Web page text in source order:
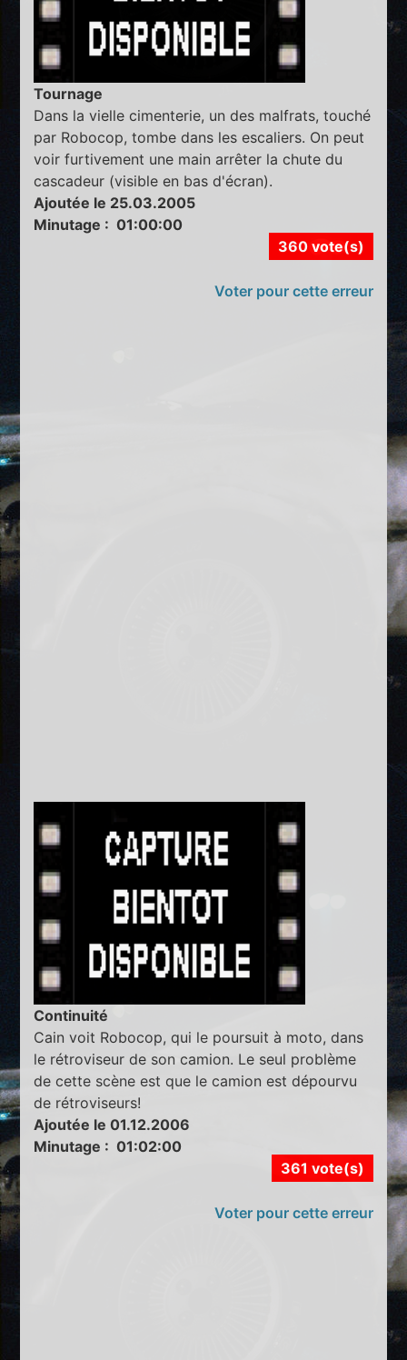
Tournage
Dans la vielle cimenterie, un des malfrats, touché
par Robocop, tombe dans les escaliers. On peut
voir furtivement une main arrêter la chute du
cascadeur (visible en bas d'écran).
Ajoutée le 25.03.2005
Minutage : 01:00:00
360 vote(s)
Voter pour cette erreur
Continuité
Cain voit Robocop, qui le poursuit à moto, dans
le rétroviseur de son camion. Le seul problème
de cette scène est que le camion est dépourvu
de rétroviseurs!
Ajoutée le 01.12.2006
Minutage : 01:02:00
361 vote(s)
Voter pour cette erreur